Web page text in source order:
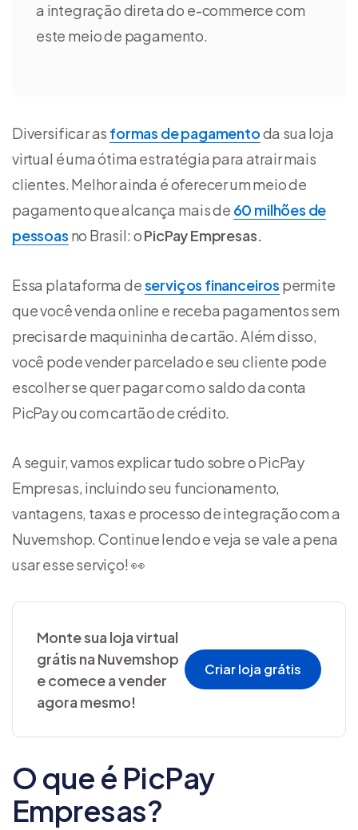
a integração direta do e-commerce com
este meio de pagamento.
Diversificar as formas de pagamentoda sua loja
virtual é uma ótima estratégia para atrair mais
clientes. Melhor ainda é oferecer um meio de
pagamento que alcança mais de 60 milhões de
pessoas no Brasil: oPicPay Empresas.
Essa plataforma deserviços financeiros permite
que você venda online e receba pagamentos sem
precisar de maquininha de cartão. Além disso,
você pode vender parcelado e seu cliente pode
escolher se quer pagar com o saldo da conta
PicPay ou com cartão de crédito.
A seguir, vamos explicar tudo sobre o PicPay
Empresas, incluindo seu funcionamento,
vantagens, taxas e processo de integração com a
Nuvemshop. Continue lendo e veja se vale a pena
usar esse serviço! 👀
Monte sua loja virtual
grátis na Nuvemshop
e comece a vender
agora mesmo!
Criar loja grátis
O que é PicPay
Empresas?